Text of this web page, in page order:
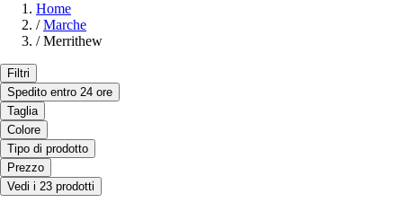
Home
/ Marche
/ Merrithew
Filtri
Spedito entro 24 ore
Taglia
Colore
Tipo di prodotto
Prezzo
Vedi i 23 prodotti